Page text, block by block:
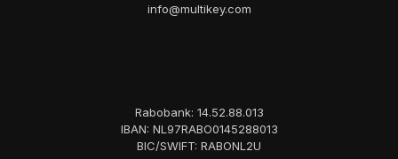
info@multikey.com
Rabobank: 14.52.88.013
IBAN: NL97RABO0145288013
BIC/SWIFT: RABONL2U